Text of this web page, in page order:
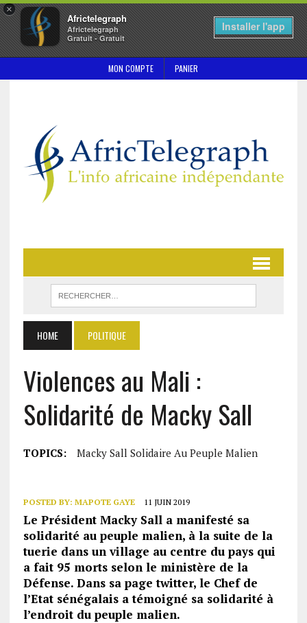
×
Africtelegraph
Africtelegraph
Gratuit - Gratuit
Installer l'app
MON COMPTE PANIER
HOME POLITIQUE
Violences au Mali :
Solidarité de Macky Sall
TOPICS: Macky Sall Solidaire Au Peuple Malien
POSTED BY: MAPOTE GAYE 11 JUIN 2019
Le Président Macky Sall a manifesté sa
solidarité au peuple malien, à la suite de la
tuerie dans un village au centre du pays qui
a fait 95 morts selon le ministère de la
Défense. Dans sa page twitter, le Chef de
l’Etat sénégalais a témoigné sa solidarité à
l’endroit du peuple malien.